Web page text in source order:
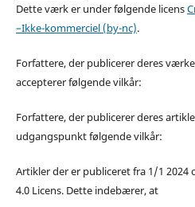
Dette værk er under følgende licens
–Ikke-kommerciel (by-nc).
Forfattere, der publicerer deres
accepterer følgende vilkår:
Forfattere, der publicerer deres
udgangspunkt følgende vilkår:
Artikler der er publiceret fra 1/1 2024
4.0 Licens. Dette indebærer, at